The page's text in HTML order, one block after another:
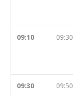
09:10 09:30
09:30 09:50